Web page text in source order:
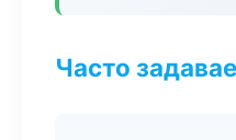
Часто